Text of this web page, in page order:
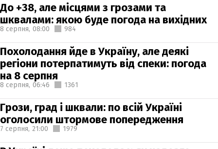
До +38, але місцями з грозами та
шквалами: якою буде погода на вихідних
8 серпня, 08:00 984
Похолодання йде в Україну, але деякі
регіони потерпатимуть від спеки: погода
на 8 серпня
8 серпня, 06:46 1361
Грози, град і шквали: по всій Україні
оголосили штормове попередження
7 серпня, 21:00 1979